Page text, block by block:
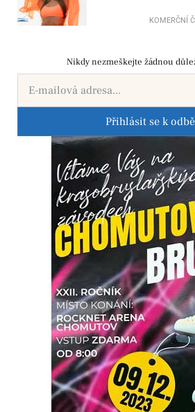
KOMERČNÍ
Nikdy nezmeškejte žádnou
Přihlásit se k